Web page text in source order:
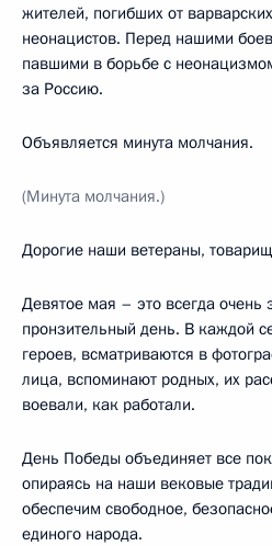
жителей, погибших от
неонацистов. Перед нашими
павшими в борьбе с
за Россию.
Объявляется минута молчания.
(Минута молчания.)
Дорогие наши ветераны,
Девятое мая – это всегда очень
пронзительный день. В каждой
героев, всматриваются в
лица, вспоминают родных, их
воевали, как работали.
День Победы объединяет все
опираясь на наши вековые
обеспечим свободное,
единого народа.